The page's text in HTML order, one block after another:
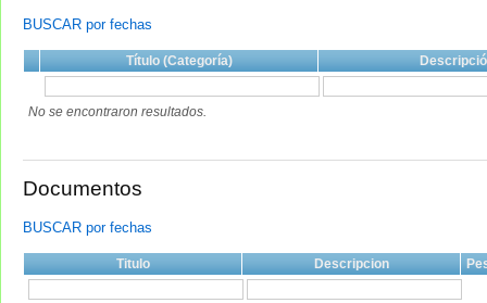
BUSCAR por fechas
Título (Categoría)
No se encontraron resultados.
Documentos
BUSCAR por fechas
Titulo Descripcion